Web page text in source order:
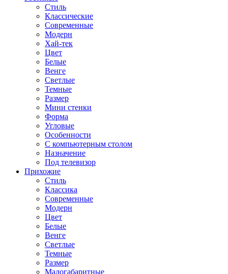
Стиль
Классические
Современные
Модерн
Хай-тек
Цвет
Белые
Венге
Светлые
Темные
Размер
Мини стенки
Форма
Угловые
Особенности
С компьютерным столом
Назначение
Под телевизор
Прихожие
Стиль
Классика
Современные
Модерн
Цвет
Белые
Венге
Светлые
Темные
Размер
Малогабаритные